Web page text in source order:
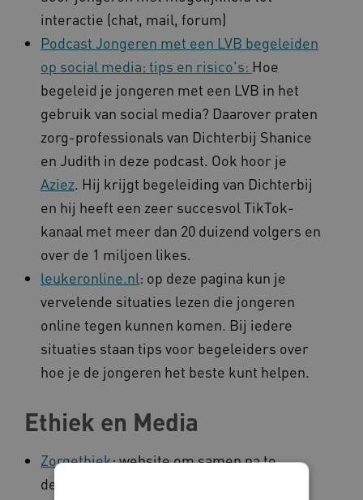
interactie (chat, mail, forum)
Podcast Jongeren met een LVB begeleiden
op social media: tips en risico's: Hoe
begeleid je jongeren met een LVB in het
gebruik van social media? Daarover praten
zorg-professionals van Dichterbij Shanice
en Judith in deze podcast. Ook hoor je
Aziez. Hij krijgt begeleiding van Dichterbij
en hij heeft een zeer succesvol TikTok-
kanaal met meer dan 20 duizend volgers en
over de 1 miljoen likes.
leukeronline.nl: op deze pagina kun je
vervelende situaties lezen die jongeren
online tegen kunnen komen. Bij iedere
situaties staan tips voor begeleiders over
hoe je de jongeren het beste kunt helpen.
Ethiek en Media
Zorgethiek: website om samen na te
denken over zorg